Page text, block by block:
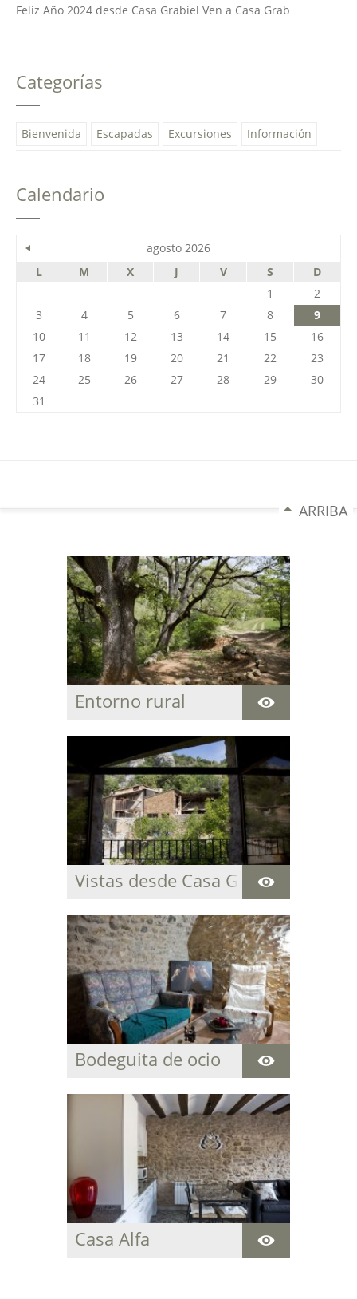
Feliz Año 2024 desde Casa Grabiel Ven a Casa Grab
Categorías
Bienvenida Escapadas Excursiones Información
Calendario
agosto 2026
L
M X J V S
D
1
2
3
4 5 6 7 8
9
10
11 12 13 14 15
16
17
18 19 20 21 22
23
24
25 26 27 28 29
30
31
ARRIBA
Entorno rural
Vistas desde Casa Grabiel
Bodeguita de ocio
Casa Alfa